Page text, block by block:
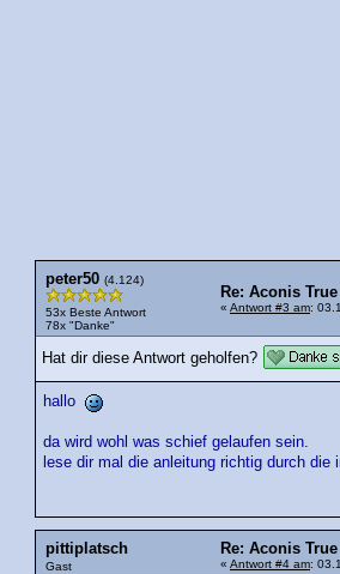
peter50 (4.124)
53x Beste Antwort
78x "Danke"
Re: Aconis
« Antwort #3 am:
Hat dir diese Antwort geholfen?
hallo
da wird wohl was schief gelaufen sein.
lese dir mal die anleitung richtig durch die
pittiplatsch
Gast
Re: Aconis
« Antwort #4 am: